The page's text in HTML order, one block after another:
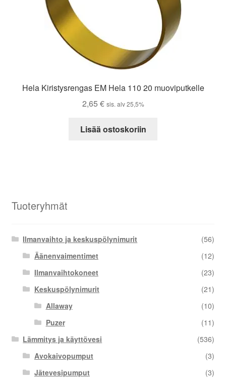
Hela Kiristysrengas EM Hela 110 20 muoviputkelle
2,65 € sis. alv 25,5%
Lisää ostoskoriin
Tuoteryhmät
Ilmanvaihto ja keskuspölynimurit
(56)
Äänenvaimentimet
(12)
Ilmanvaihtokoneet
(23)
Keskuspölynimurit
(21)
Allaway
(10)
Puzer
(11)
Lämmitys ja käyttövesi
(536)
Avokaivopumput
(3)
Jätevesipumput
(3)